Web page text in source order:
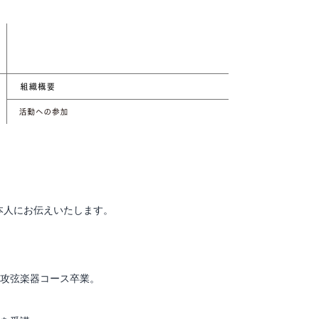
にお伝えいたします。
弦楽器コース卒業。